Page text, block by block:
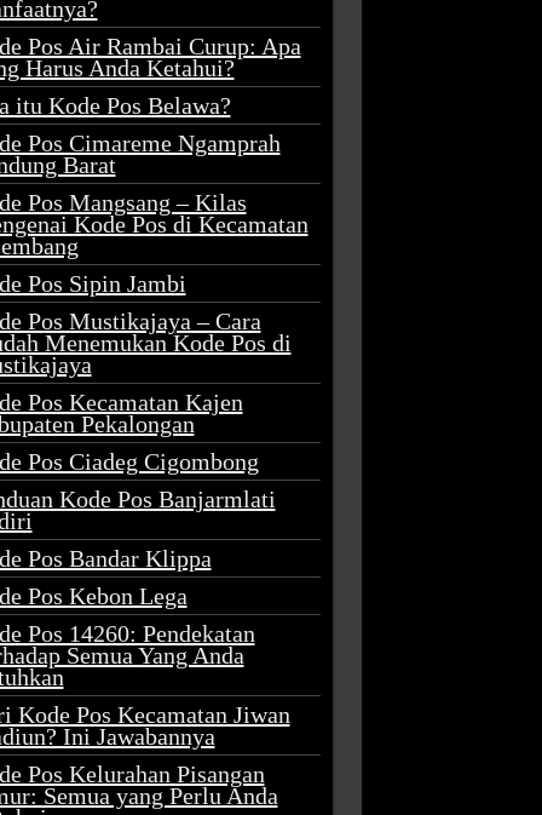
Pos Air Rambai Curup: Apa
Harus Anda Ketahui?
itu Kode Pos Belawa?
Pos Cimareme Ngamprah
Barat
Pos Mangsang – Kilas
Kode Pos di Kecamatan
Pos Sipin Jambi
Pos Mustikajaya – Cara
Menemukan Kode Pos di
Pos Kecamatan Kajen
Pekalongan
Pos Ciadeg Cigombong
Kode Pos Banjarmlati
Pos Bandar Klippa
Pos Kebon Lega
Pos 14260: Pendekatan
Semua Yang Anda
Kode Pos Kecamatan Jiwan
Ini Jawabannya
Pos Kelurahan Pisangan
Semua yang Perlu Anda